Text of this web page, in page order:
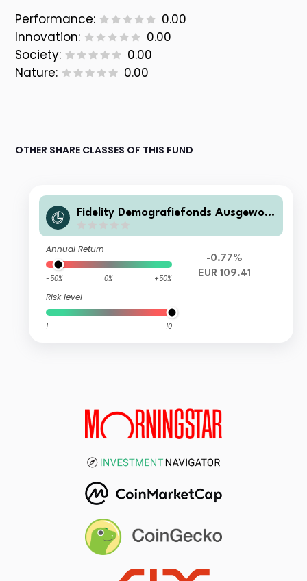
Performance:
0.00
Innovation:
0.00
Society:
0.00
Nature:
0.00
OTHER SHARE CLASSES OF THIS FUND
Fidelity Demografiefonds Ausgewog
Annual Return
-50% 0% +50%
Risk level
1 10
-0.77%
EUR 109.41